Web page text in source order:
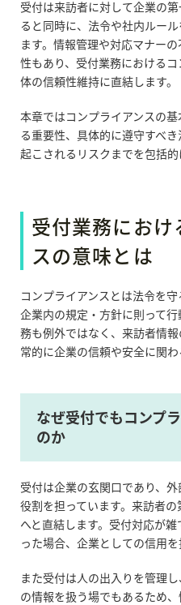
受付は来訪者に対して企業の
ると同時に、法令や社内ルー
ます。情報管理や対応マナー
性もあり、受付業務における
体の信頼性維持に直結します。
本章ではコンプライアンスの
る重要性、具体的に遵守すべ
起こされるリスクまでを包括的
受付業務におけ
スの意味とは
コンプライアンスとは法令を
企業内の規定・方針に則って
務も例外ではなく、来訪者情
常的に企業の信頼や安全に関わ
なぜ受付でもコンプ
のか
受付は企業の玄関口であり、
役割を担っています。来訪者
へと直結します。受付対応が
った場合、企業としての信用
また受付は人の出入りを管理
の情報を扱う場でもあるため